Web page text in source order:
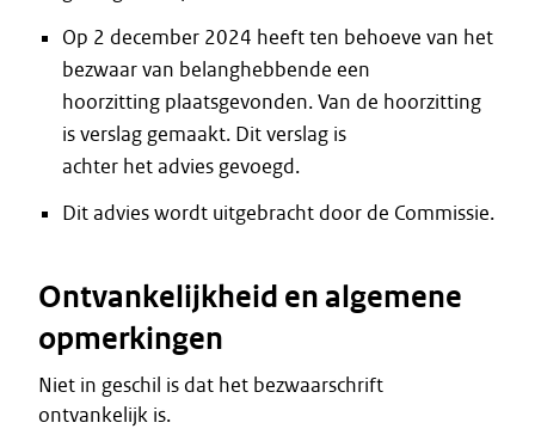
Op 2 december 2024 heeft ten behoeve van het
bezwaar van belanghebbende een
hoorzitting plaatsgevonden. Van de hoorzitting
is verslag gemaakt. Dit verslag is
achter het advies gevoegd.
Dit advies wordt uitgebracht door de Commissie.
Ontvankelijkheid en algemene
opmerkingen
Niet in geschil is dat het bezwaarschrift
ontvankelijk is.